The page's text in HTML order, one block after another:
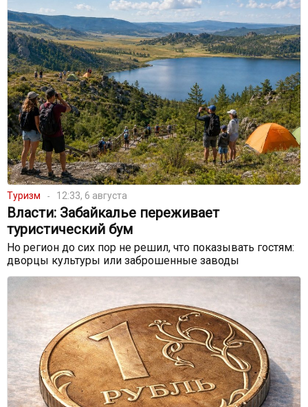
Туризм 12:33, 6 августа
Власти: Забайкалье переживает
туристический бум
Но регион до сих пор не решил, что показывать гостям:
дворцы культуры или заброшенные заводы